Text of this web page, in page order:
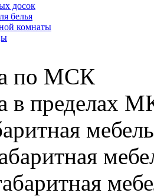
досок
белья
комнаты
по МСК
в пределах